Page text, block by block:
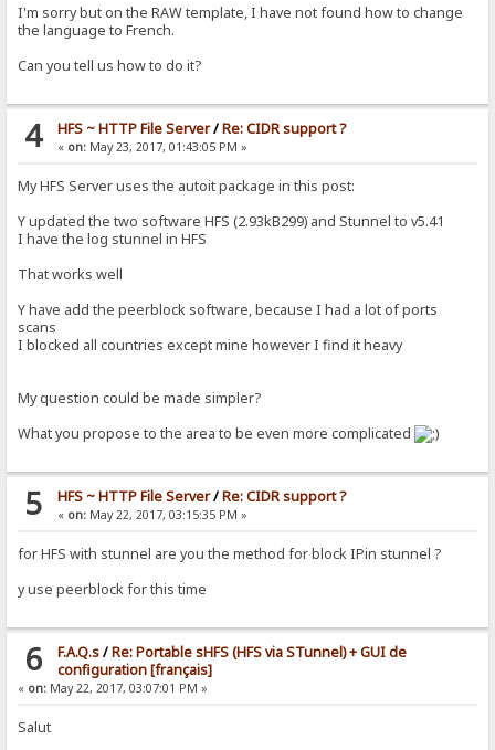
I'm sorry but on the RAW template, I have not found how to change
the language to French.
Can you tell us how to do it?
4 HFS ~ HTTP File Server/Re: CIDR support ?
« on:May 23, 2017, 01:43:05 PM »
My HFS Server uses the autoit package in this post:
Y updated the two software HFS (2.93kB299) and Stunnel to v5.41
I have the log stunnel in HFS
That works well
Y have add the peerblock software, because I had a lot of ports
scans
I blocked all countries except mine however I find it heavy
My question could be made simpler?
What you propose to the area to be even more complicated
5 HFS ~ HTTP File Server/Re: CIDR support ?
« on:May 22, 2017, 03:15:35 PM »
for HFS with stunnel are you the method for block IPin stunnel ?
y use peerblock for this time
6 F.A.Q.s/Re: Portable sHFS (HFS via STunnel) + GUI de
configuration [français]
« on: May 22, 2017, 03:07:01 PM »
Salut